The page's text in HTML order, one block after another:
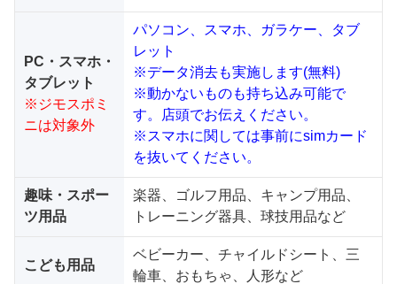
PC・スマホ・
タブレット
※ジモスポミ
ニは対象外
パソコン、スマホ、ガラケー、タブ
レット
※データ消去も実施します(無料)
※動かないものも持ち込み可能で
す。店頭でお伝えください。
※スマホに関しては事前にsimカード
を抜いてください。
趣味・スポー
ツ用品
楽器、ゴルフ用品、キャンプ用品、
トレーニング器具、球技用品など
こども用品
ベビーカー、チャイルドシート、三
輪車、おもちゃ、人形など